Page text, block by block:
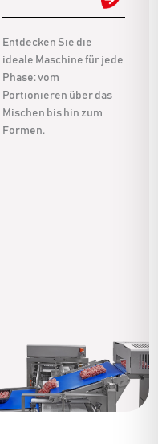
Entdecken Sie die
ideale Maschine für jede
Phase: vom
Portionieren über das
Mischen bis hin zum
Formen.